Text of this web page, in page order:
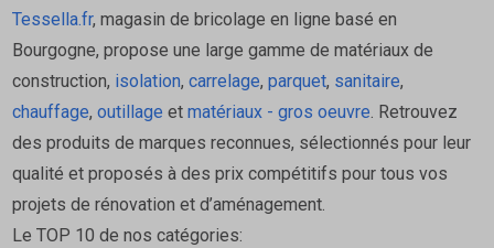
Outil — Pinceau intégré
Usage — Installations piscine
Marque — AstralPool / Astralite
Tessella.fr, magasin de bricolage en ligne basé en
Bourgogne, propose une large gamme de matériaux de
construction, isolation, carrelage, parquet, sanitaire,
chauffage, outillage et matériaux - gros oeuvre. Retrouvez
des produits de marques reconnues, sélectionnés pour leur
qualité et proposés à des prix compétitifs pour tous vos
projets de rénovation et d’aménagement.
Le TOP 10 de nos catégories: